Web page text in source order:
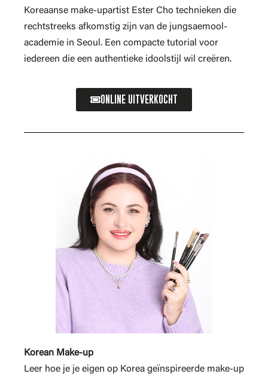
Koreaanse make-upartist Ester Cho technieken die
rechtstreeks afkomstig zijn van de jungsaemool-
academie in Seoul. Een compacte tutorial voor
iedereen die een authentieke idoolstijl wil creëren.
ONLINE UITVERKOCHT
Korean Make-up
Leer hoe je je eigen op Korea geïnspireerde make-up